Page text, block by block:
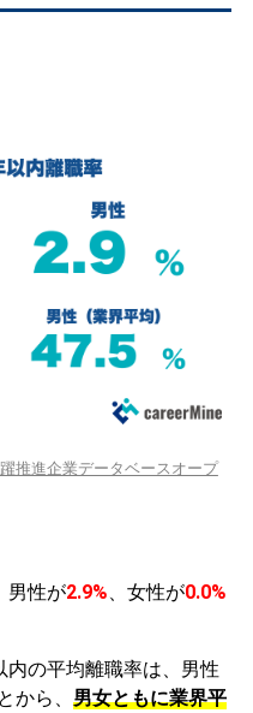
推進企業データベースオープ
男性が2.9%、女性が0.0%
の平均離職率は、男性
から、 男女ともに業界平